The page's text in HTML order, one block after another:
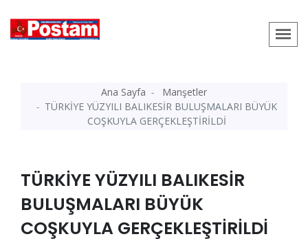
Ana Sayfa
Manşetler
TÜRKİYE YÜZYILI BALIKESİR BULUŞMALARI BÜYÜK
COŞKUYLA GERÇEKLEŞTİRİLDİ
TÜRKİYE YÜZYILI BALIKESİR
BULUŞMALARI BÜYÜK
COŞKUYLA GERÇEKLEŞTİRİLDİ